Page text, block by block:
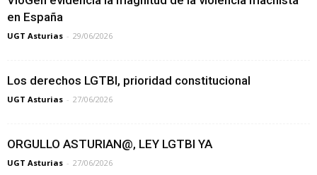
en España
UGT Asturias - 29/06/2026
Los derechos LGTBI, prioridad constitucional
UGT Asturias - 27/06/2026
ORGULLO ASTURIAN@, LEY LGTBI YA
UGT Asturias - 27/06/2026